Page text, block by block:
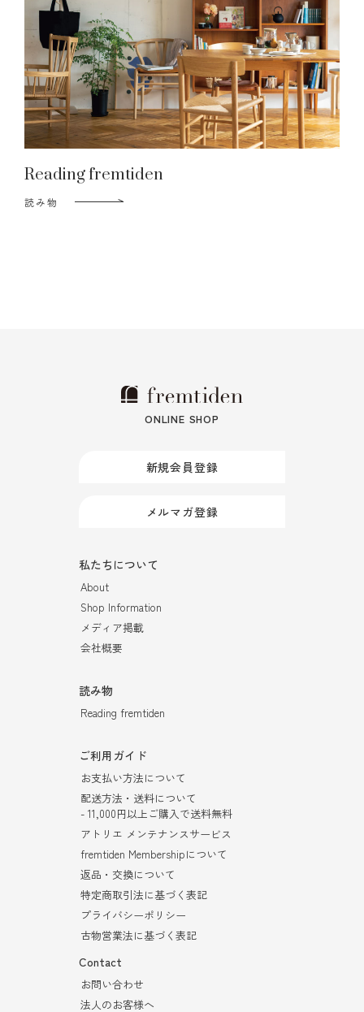
Reading fremtiden
読み物
ONLINE SHOP
新規会員登録
メルマガ登録
私たちについて
About
Shop Information
メディア掲載
会社概要
読み物
Reading fremtiden
ご利用ガイド
お支払い方法について
配送方法・送料について
- 11,000円以上ご購入で送料無料
アトリエ メンテナンスサービス
fremtiden Membershipについて
返品・交換について
特定商取引法に基づく表記
プライバシーポリシー
古物営業法に基づく表記
Contact
お問い合わせ
法人のお客様へ